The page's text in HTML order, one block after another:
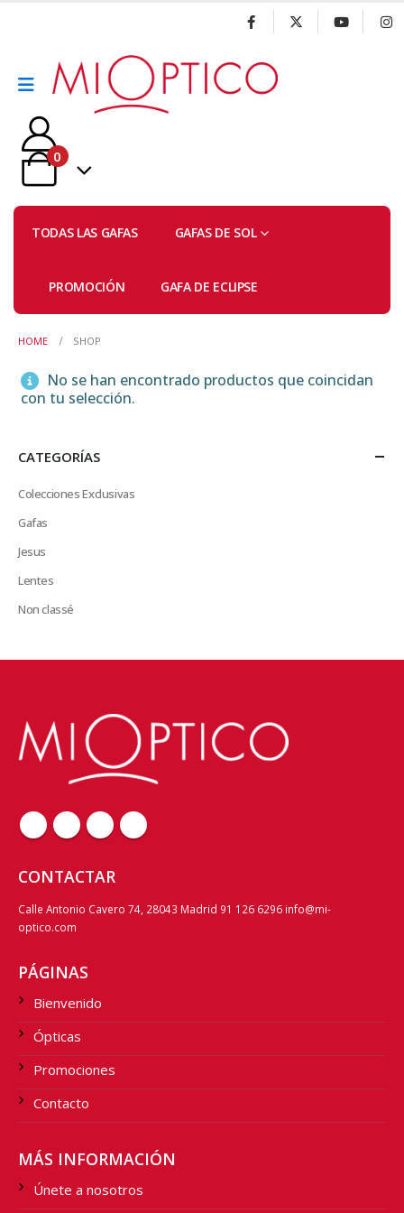
0
TODAS LAS GAFAS GAFAS DE SOL
PROMOCIÓN GAFA DE ECLIPSE
HOME SHOP
No se han encontrado productos que coincidan
con tu selección.
CATEGORÍAS
Colecciones Exclusivas
Gafas
Jesus
Lentes
Non classé
CONTACTAR
Calle Antonio Cavero 74, 28043 Madrid 91 126 6296 info@mi-
optico.com
PÁGINAS
Bienvenido
Ópticas
Promociones
Contacto
MÁS INFORMACIÓN
Únete a nosotros